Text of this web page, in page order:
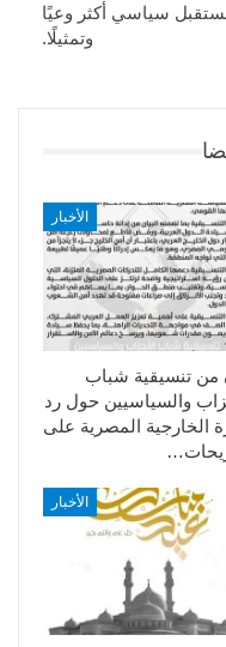
سياسي أكثر وعيًا
وتمثيلًا.
الأخبار
من تنسيقية شباب
والسياسيين حول رد
الخارجية المصرية على
الأخبار